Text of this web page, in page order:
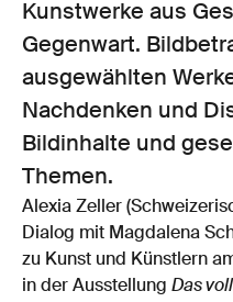
Kunstwerke aus
Gegenwart.
ausgewählten
Nachdenken und
Bildinhalte und
Themen.
Alexia Zeller
Dialog mit Magdalena
zu Kunst und Künstlern
in der Ausstellung Das